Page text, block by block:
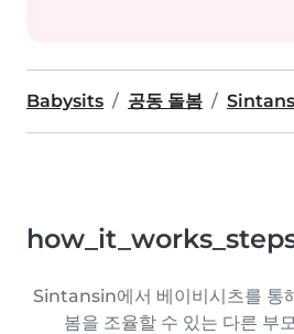
Babysits 공동 돌봄
Sintansin에서 베이비시츠를 통
봄을 조율할 수 있는 다른 부